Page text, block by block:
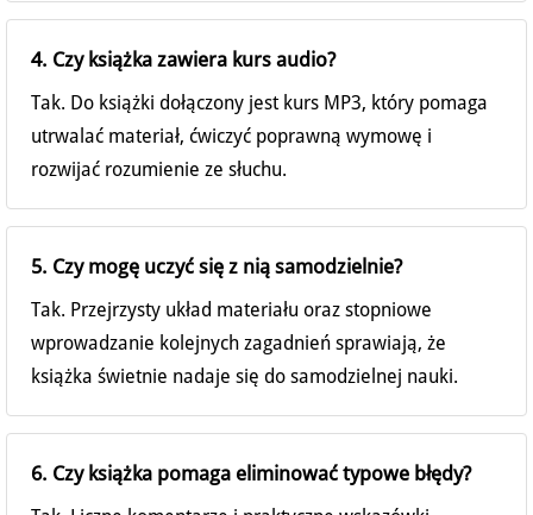
4. Czy książka zawiera kurs audio?
Tak. Do książki dołączony jest kurs MP3, który pomaga
utrwalać materiał, ćwiczyć poprawną wymowę i
rozwijać rozumienie ze słuchu.
5. Czy mogę uczyć się z nią samodzielnie?
Tak. Przejrzysty układ materiału oraz stopniowe
wprowadzanie kolejnych zagadnień sprawiają, że
książka świetnie nadaje się do samodzielnej nauki.
6. Czy książka pomaga eliminować typowe błędy?